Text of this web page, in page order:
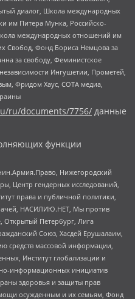
диалог, Школа международных
им Питера Мунка, Российско-
международных отношений им
Свобод, Фонд Бориса Немцова за
за свободу, Феминистское
Ингушетии, Прометей,
Фридом Хаус, СОТА медиа,
ru/documents/7756/ данные
функции
Нижегородский
Центр гендерных исследований,
права и публичной политики,
НАСИЛИЮ.НЕТ, Мы против
Открытый Петербург, Лига
Союз, Хасдей Ерушалаим,
средств массовой информации,
Институт глобализации и
информационных инициатив
здоровья и защиты прав
осужденным и их семьям, Фонд